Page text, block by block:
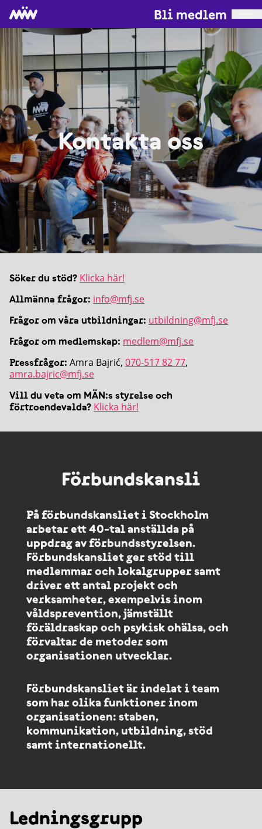
Bli medlem
Kontakta oss
Söker du stöd? Klicka här!
Allmänna frågor: info@mfj.se
Frågor om våra utbildningar: utbildning@mfj.se
Frågor om medlemskap: medlem@mfj.se
Pressfrågor: Amra Bajrić, 070-517 82 77,
amra.bajric@mfj.se
Vill du veta om MÄN:s styrelse och
förtroendevalda? Klicka här!
Förbundskansli
På förbundskansliet i Stockholm
arbetar ett 40-tal anställda på
uppdrag av förbundsstyrelsen.
Förbundskansliet ger stöd till
medlemmar och lokalgrupper samt
driver ett antal projekt och
verksamheter, exempelvis inom
våldsprevention, jämställt
föräldraskap och psykisk ohälsa, och
förvaltar de metoder som
organisationen utvecklar.
Förbundskansliet är indelat i team
som har olika funktioner inom
organisationen: staben,
kommunikation, utbildning, stöd
samt internationellt.
Ledningsgrupp